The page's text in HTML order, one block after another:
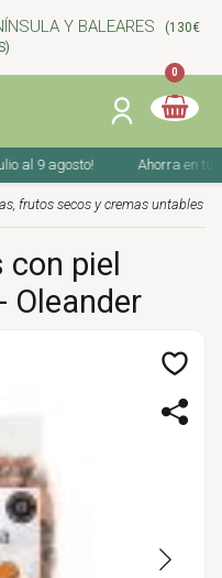
Y BALEARES
(130€
0
9 agosto! Ahorra en tu
frutos secos y cremas untables
piel
Oleander